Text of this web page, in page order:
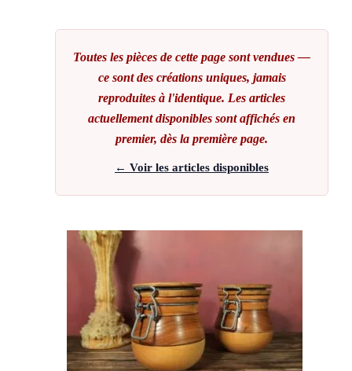
Toutes les pièces de cette page sont vendues —
ce sont des créations uniques, jamais
reproduites à l'identique. Les articles
actuellement disponibles sont affichés en
premier, dès la première page.
← Voir les articles disponibles